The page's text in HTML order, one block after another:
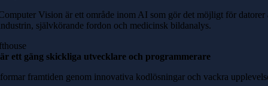
Vision är ett område inom AI som gör det möjligt för
självkörande fordon och medicinsk bildanalys.
ett gäng skickliga utvecklare och programmerare
framtiden genom innovativa kodlösningar och vackra